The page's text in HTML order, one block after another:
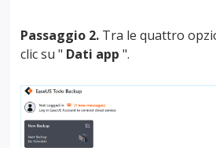
Passaggio 2. Tra le quattro
clic su " Dati app ".